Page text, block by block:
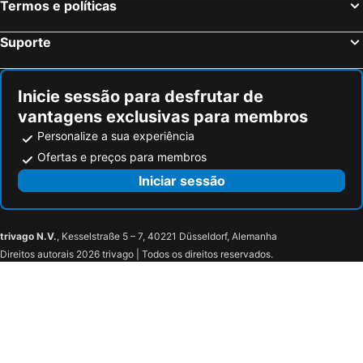
La Cabana Del Alcornoque
Mamre Hostel
Atico Casa Lola
Apartamentos Azonaicas Centro Tendillas
Apartamento Alfonso Xii Centro Cordoba
Termos e políticas
Suporte
Inicie sessão para desfrutar de
vantagens exclusivas para membros
Personalize a sua experiência
Ofertas e preços para membros
Iniciar sessão
trivago N.V., Kesselstraße 5 – 7, 40221 Düsseldorf, Alemanha
Direitos autorais 2026 trivago | Todos os direitos reservados.